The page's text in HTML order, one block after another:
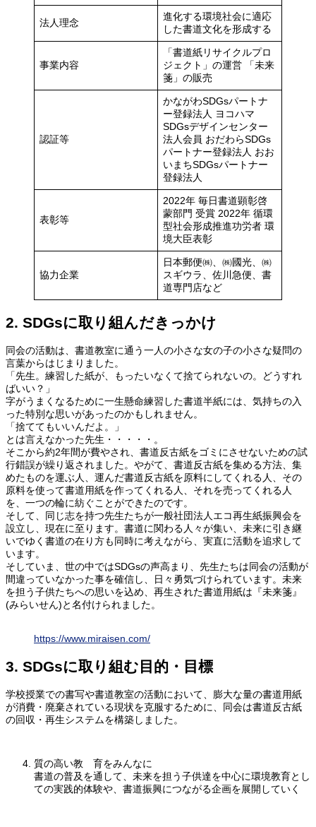
法人理念
進化する環境社会に適応
した書道文化を形成する
事業内容
「書道紙リサイクルプロ
ジェクト」の運営 「未来
箋」の販売
認証等
かながわSDGsパートナ
ー登録法人 ヨコハマ
SDGsデザインセンター
法人会員 おだわらSDGs
パートナー登録法人 おお
いまちSDGsパートナー
登録法人
表彰等
2022年 毎日書道顕彰啓
蒙部門 受賞 2022年 循環
型社会形成推進功労者 環
境大臣表彰
協力企業
日本郵便㈱、㈱國光、㈱
スギウラ、佐川急便、書
道専門店など
2. SDGsに取り組んだきっかけ
同会の活動は、書道教室に通う一人の小さな女の子の小さな疑問の
言葉からはじまりました。
「先生。練習した紙が、もったいなくて捨てられないの。どうすれ
ばいい？」
字がうまくなるために一生懸命練習した書道半紙には、気持ちの入
った特別な思いがあったのかもしれません。
「捨ててもいいんだよ。」
とは言えなかった先生・・・・・。
そこから約2年間が費やされ、書道反古紙をゴミにさせないための試
行錯誤が繰り返されました。やがて、書道反古紙を集める方法、集
めたものを運ぶ人、運んだ書道反古紙を原料にしてくれる人、その
原料を使って書道用紙を作ってくれる人、それを売ってくれる人
を、一つの輪に紡ぐことができたのです。
そして、同じ志を持つ先生たちが一般社団法人エコ再生紙振興会を
設立し、現在に至ります。書道に関わる人々が集い、未来に引き継
いでゆく書道の在り方も同時に考えながら、実直に活動を追求して
います。
そしていま、世の中ではSDGsの声高まり、先生たちは同会の活動が
間違っていなかった事を確信し、日々勇気づけられています。未来
を担う子供たちへの思いを込め、再生された書道用紙は『未来箋』
(みらいせん)と名付けられました。
https://www.miraisen.com/
3. SDGsに取り組む目的・目標
学校授業での書写や書道教室の活動において、膨大な量の書道用紙
が消費・廃棄されている現状を克服するために、同会は書道反古紙
の回収・再生システムを構築しました。
質の高い教 育をみんなに
書道の普及を通して、未来を担う子供達を中心に環境教育とし
ての実践的体験や、書道振興につながる企画を展開していく